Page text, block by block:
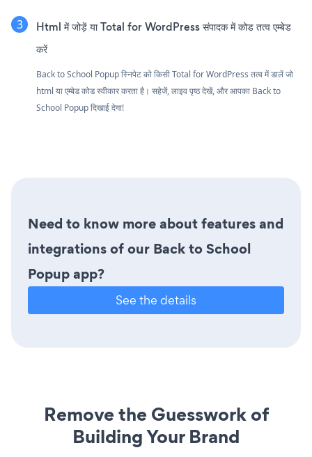
Html में जोड़ें या Total for WordPress संपादक में कोड तत्व एम्बेड
करें
Back to School Popup स्निपेट को किसी Total for WordPress तत्व में डालें जो
html या एम्बेड कोड स्वीकार करता है। सहेजें, लाइव पृष्ठ देखें, और आपका Back to
School Popup दिखाई देगा!
Need to know more about features and
integrations of our Back to School
Popup app?
See the details
Remove the Guesswork of
Building Your Brand